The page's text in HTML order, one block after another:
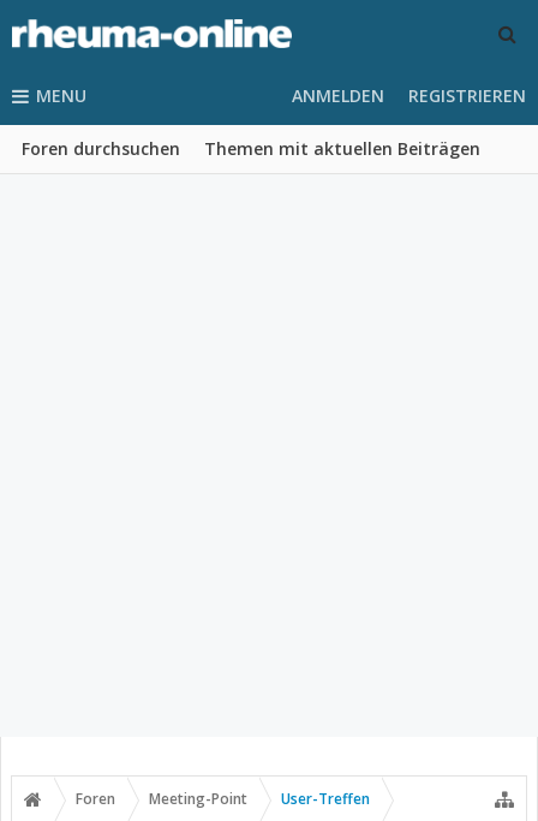
MENU
Foren durchsuchen Themen mit aktuellen Beiträgen
ANMELDEN REGISTRIEREN
Foren Meeting-Point User-Treffen